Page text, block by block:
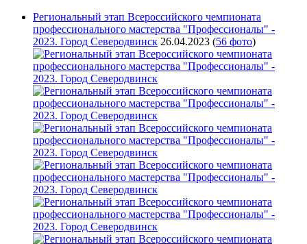
Региональный этап Всероссийского чемпионата
профессионального мастерства "Профессионалы" -
2023. Город Северодвинск 26.04.2023 (56 фото)